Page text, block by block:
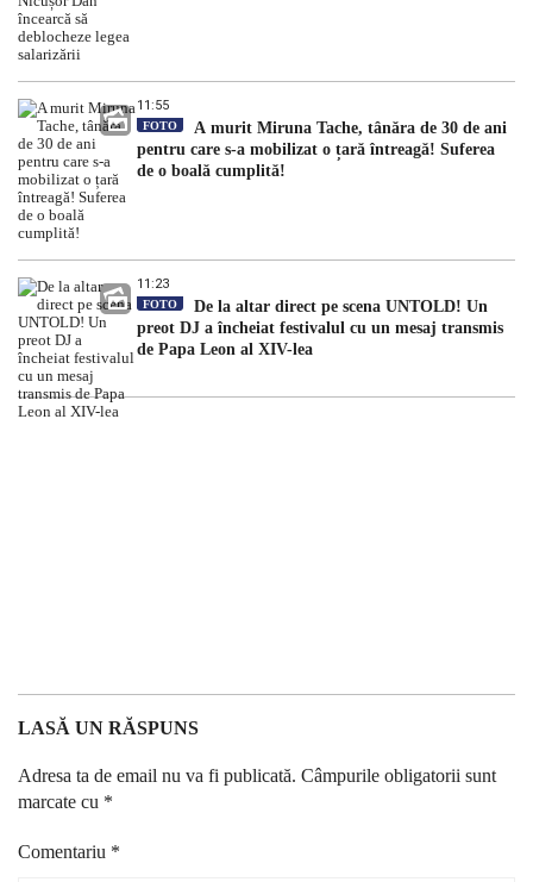
11:55
FOTO
A murit Miruna Tache, tânăra de 30 de ani
pentru care s-a mobilizat o țară întreagă! Suferea
de o boală cumplită!
11:23
FOTO
De la altar direct pe scena UNTOLD! Un
preot DJ a încheiat festivalul cu un mesaj transmis
de Papa Leon al XIV-lea
LASĂ UN RĂSPUNS
Adresa ta de email nu va fi publicată. Câmpurile obligatorii sunt
marcate cu *
Comentariu *